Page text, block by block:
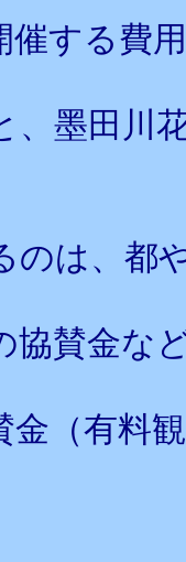
催する費
、墨田川
のは、都
協賛金な
金（有料